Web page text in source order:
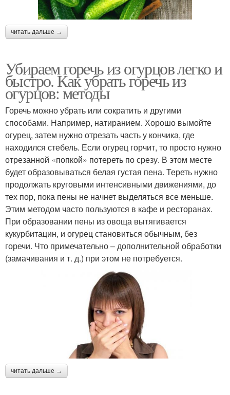
читать дальше →
Убираем горечь из огурцов легко и
быстро. Как убрать горечь из
огурцов: методы
Горечь можно убрать или сократить и другими
способами. Например, натиранием. Хорошо вымойте
огурец, затем нужно отрезать часть у кончика, где
находился стебель. Если огурец горчит, то просто нужно
отрезанной «попкой» потереть по срезу. В этом месте
будет образовываться белая густая пена. Тереть нужно
продолжать круговыми интенсивными движениями, до
тех пор, пока пены не начнет выделяться все меньше.
Этим методом часто пользуются в кафе и ресторанах.
При образовании пены из овоща вытягивается
кукурбитацин, и огурец становиться обычным, без
горечи. Что примечательно – дополнительной обработки
(замачивания и т. д.) при этом не потребуется.
читать дальше →